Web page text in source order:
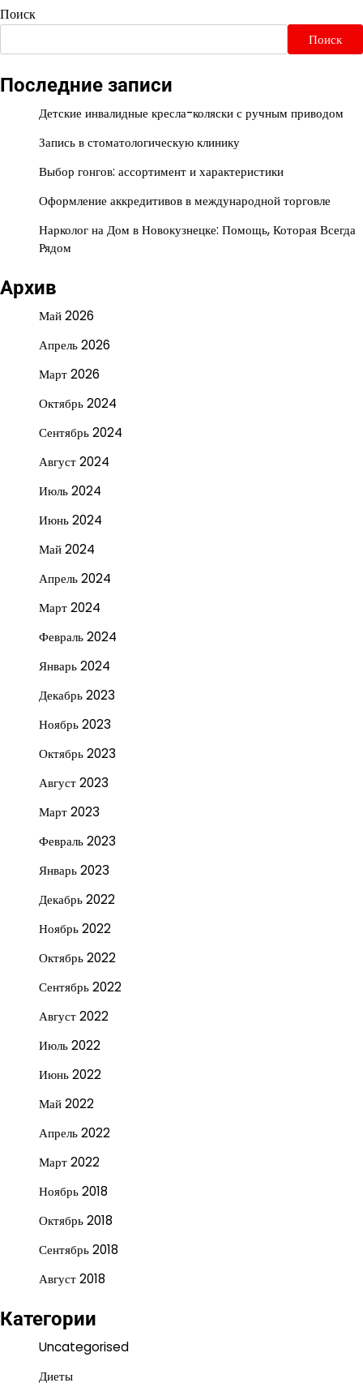
Поиск
Поиск
Последние записи
Детские инвалидные кресла-коляски с ручным приводом
Запись в стоматологическую клинику
Выбор гонгов: ассортимент и характеристики
Оформление аккредитивов в международной торговле
Нарколог на Дом в Новокузнецке: Помощь, Которая Всегда
Рядом
Архив
Май 2026
Апрель 2026
Март 2026
Октябрь 2024
Сентябрь 2024
Август 2024
Июль 2024
Июнь 2024
Май 2024
Апрель 2024
Март 2024
Февраль 2024
Январь 2024
Декабрь 2023
Ноябрь 2023
Октябрь 2023
Август 2023
Март 2023
Февраль 2023
Январь 2023
Декабрь 2022
Ноябрь 2022
Октябрь 2022
Сентябрь 2022
Август 2022
Июль 2022
Июнь 2022
Май 2022
Апрель 2022
Март 2022
Ноябрь 2018
Октябрь 2018
Сентябрь 2018
Август 2018
Категории
Uncategorised
Диеты